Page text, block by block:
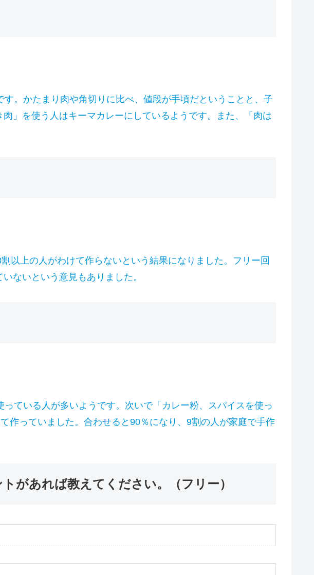
。かたまり肉や角切りに比べ、値段が手頃だということと、子
」を使う人はキーマカレーにしているようです。また、「肉は
以上の人がわけて作らないという結果になりました。フリー回
ないという意見もありました。
ている人が多いようです。次いで「カレー粉、スパイスを使っ
作っていました。合わせると90％になり、9割の人が家庭で手作
があれば教えてください。（フリー）